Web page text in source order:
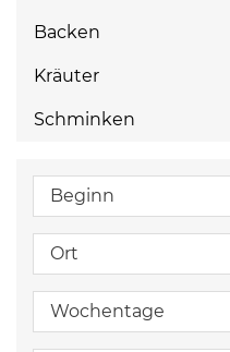
Backen
Kräuter
Schminken
Beginn
Ort
Wochentage